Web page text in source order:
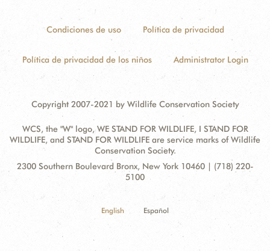
Condiciones de uso Política de privacidad
Política de privacidad de los niños Administrator Login
Copyright 2007-2021 by Wildlife Conservation Society
WCS, the "W" logo, WE STAND FOR WILDLIFE, I STAND FOR
WILDLIFE, and STAND FOR WILDLIFE are service marks of Wildlife
Conservation Society.
Contact
Address:
2300 Southern Boulevard Bronx, New York 10460 | (718) 220-
5100
English Español